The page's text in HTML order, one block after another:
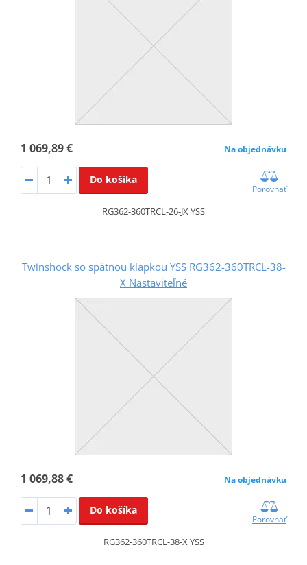
1 069,89 € Na objednávku
Do košíka
Porovnať
RG362-360TRCL-26-JX YSS
Twinshock so spätnou klapkou YSS RG362-360TRCL-38-
X Nastaviteľné
1 069,88 € Na objednávku
Do košíka
Porovnať
RG362-360TRCL-38-X YSS